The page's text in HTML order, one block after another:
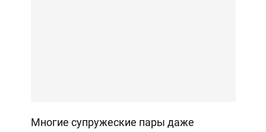
Многие супружеские пары даже